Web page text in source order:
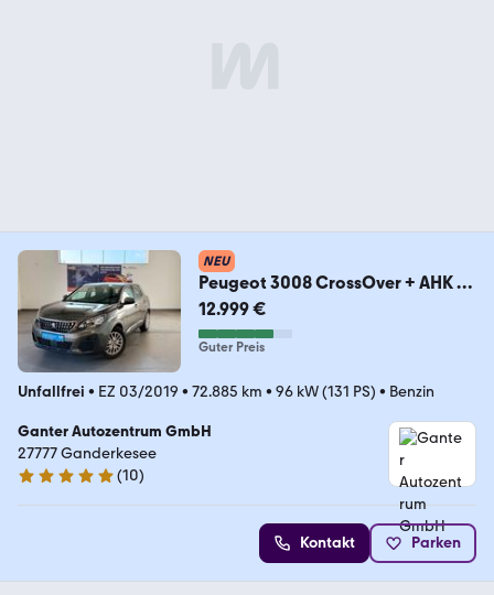
NEU
Peugeot 3008 CrossOver + AHK +
Tempomat
12.999 €
Guter Preis
Unfallfrei • EZ 03/2019 • 72.885 km • 96 kW (131 PS) • Benzin
Ganter Autozentrum GmbH
27777 Ganderkesee
4.9 Sterne
(10)
Kontakt Parken